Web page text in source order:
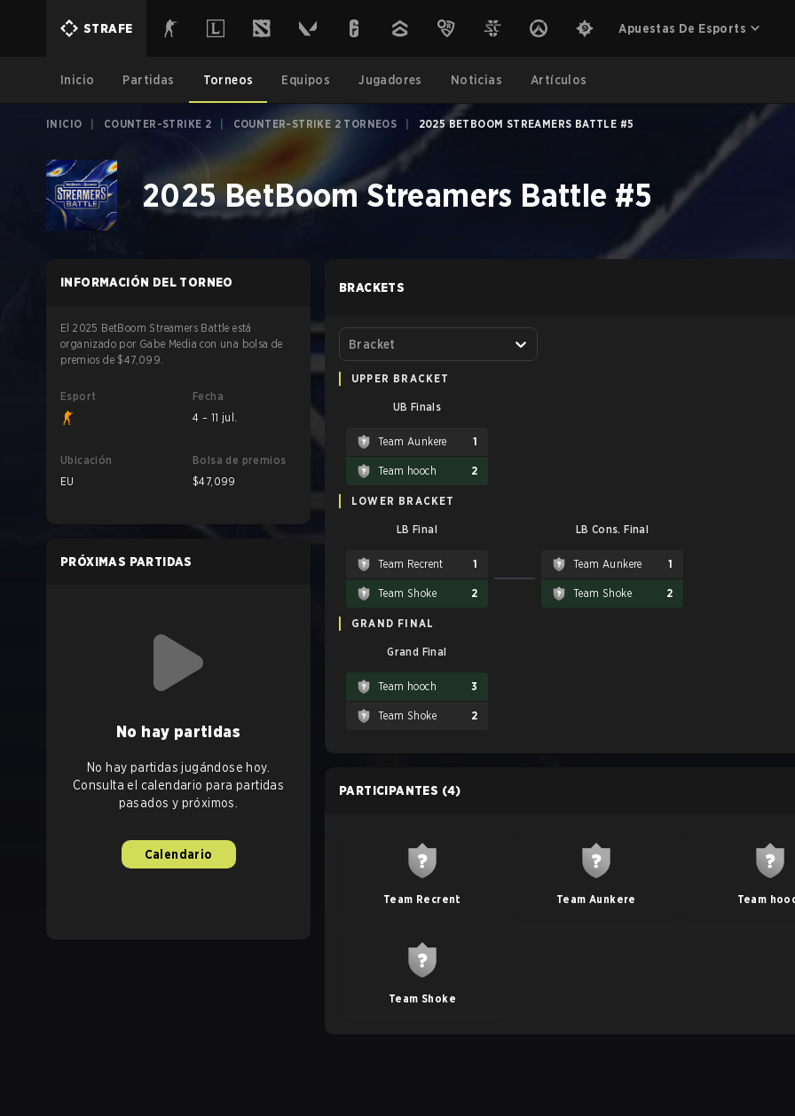
STRAFE Apuestas De Esports
Inicio Partidas Torneos Equipos Jugadores Noticias Artículos
INICIO COUNTER-STRIKE 2 COUNTER-STRIKE 2 TORNEOS 2025 BETBOOM STREAMERS BATTLE #5
2025 BetBoom Streamers Battle #5
INFORMACIÓN DEL TORNEO
El 2025 BetBoom Streamers Battle está
organizado por Gabe Media con una bolsa de
premios de $47,099.
Esport
Fecha
4 – 11 jul.
Ubicación
EU
Bolsa de premios
$47,099
PRÓXIMAS PARTIDAS
No hay partidas
No hay partidas jugándose hoy.
Consulta el calendario para partidas
pasados y próximos.
Calendario
BRACKETS
Bracket
UPPER BRACKET
UB Finals
Team Aunkere 1
Team hooch 2
LOWER BRACKET
LB Final LB Cons. Final
Team Recrent 1
Team Shoke 2
Team Aunkere 1
Team Shoke 2
GRAND FINAL
Grand Final
Team hooch 3
Team Shoke 2
PARTICIPANTES (4)
Team Recrent Team Aunkere Team
Team Shoke